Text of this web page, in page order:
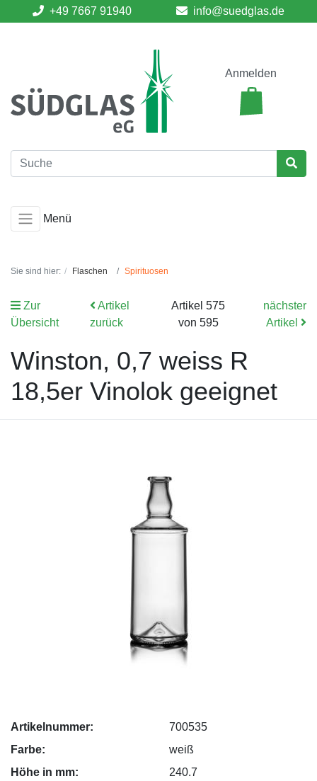
+49 7667 91940 info@suedglas.de
Anmelden
Menü
Sie sind hier: Flaschen Spirituosen
Zur
Übersicht
Artikel
zurück
Artikel 575
von 595
nächster
Artikel
Winston, 0,7 weiss R
18,5er Vinolok geeignet
Artikelnummer:
700535
Farbe:
weiß
Höhe in mm:
240.7